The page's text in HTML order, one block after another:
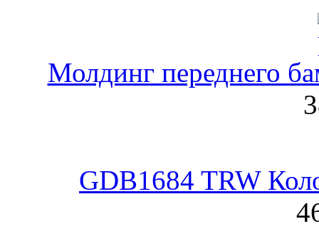
Молдинг переднего
GDB1684 TRW